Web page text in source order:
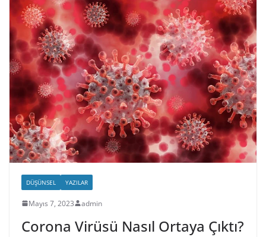
DÜŞÜNSEL YAZILAR
Mayıs 7, 2023 admin
Corona Virüsü Nasıl Ortaya Çıktı?